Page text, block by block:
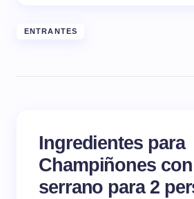
ENTRANTES
Ingredientes para
Champiñones
serrano para 2